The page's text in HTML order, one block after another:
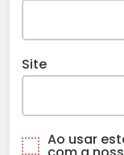
Site
Ao usar